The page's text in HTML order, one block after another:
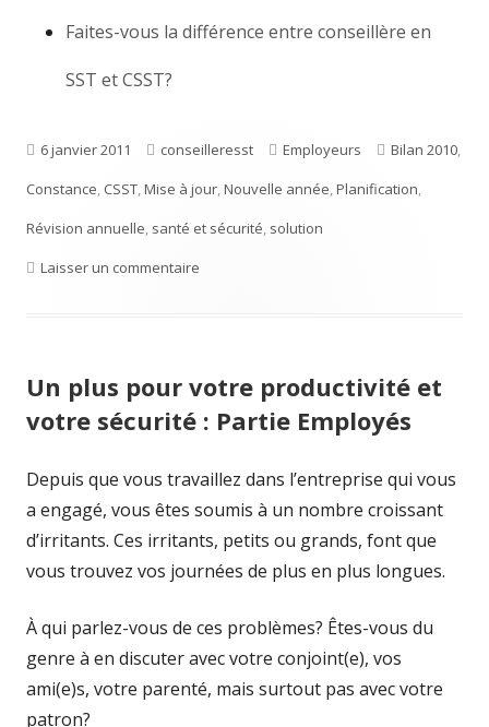
Faites-vous la différence entre conseillère en
SST et CSST?
Publié
le
6 janvier 2011 Auteur
conseilleresst Catégories
Employeurs Étiquettes
Bilan 2010,
Constance, CSST,Mise à jour,Nouvelle année,Planification,
Révision annuelle, santé et sécurité, solution
Laisser un commentaire
Un plus pour votre productivité et
votre sécurité : Partie Employés
Depuis que vous travaillez dans l’entreprise qui vous
a engagé, vous êtes soumis à un nombre croissant
d’irritants. Ces irritants, petits ou grands, font que
vous trouvez vos journées de plus en plus longues.
À qui parlez-vous de ces problèmes? Êtes-vous du
genre à en discuter avec votre conjoint(e), vos
ami(e)s, votre parenté, mais surtout pas avec votre
patron?